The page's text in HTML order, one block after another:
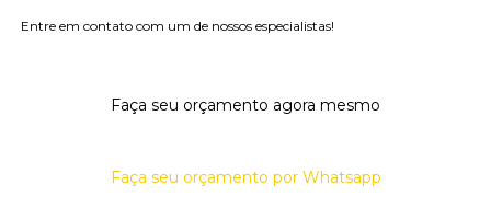
Entre em contato com um de nossos especialistas!
Faça seu orçamento agora mesmo
Faça seu orçamento por Whatsapp